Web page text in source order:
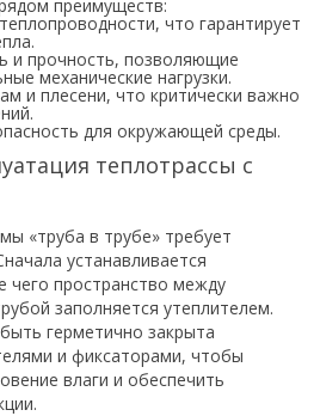
преимуществ:
что гарантирует
и прочность, позволяющие
механические нагрузки.
и плесени, что критически важно
для окружающей среды.
теплотрассы с
«труба в трубе» требует
устанавливается
чего пространство между
заполняется утеплителем.
герметично закрыта
и фиксаторами, чтобы
влаги и обеспечить